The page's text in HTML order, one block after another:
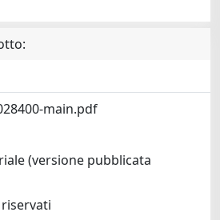
main.pdf
(versione pubblicata